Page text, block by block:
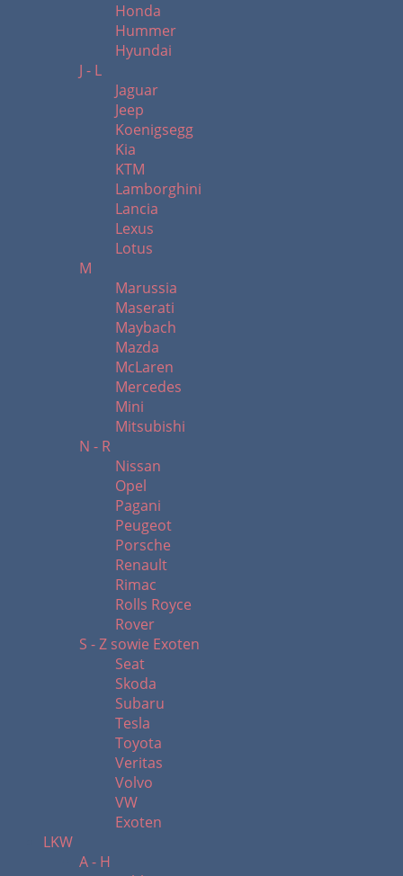
Honda
Hummer
Hyundai
J - L
Jaguar
Jeep
Koenigsegg
Kia
KTM
Lamborghini
Lancia
Lexus
Lotus
M
Marussia
Maserati
Maybach
Mazda
McLaren
Mercedes
Mini
Mitsubishi
N - R
Nissan
Opel
Pagani
Peugeot
Porsche
Renault
Rimac
Rolls Royce
Rover
S - Z sowie Exoten
Seat
Skoda
Subaru
Tesla
Toyota
Veritas
Volvo
VW
Exoten
LKW
A - H